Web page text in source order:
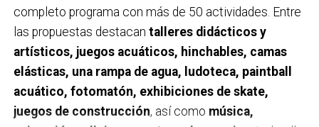
completo programa con más de 50 actividades. Entre
las propuestas destacan talleres didácticos y
artísticos, juegos acuáticos, hinchables, camas
elásticas, una rampa de agua, ludoteca, paintball
acuático, fotomatón, exhibiciones de skate,
juegos de construcción, así como música,